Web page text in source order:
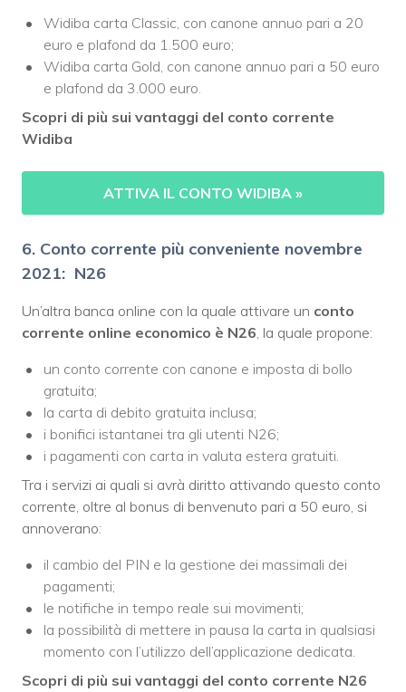
Widiba carta Classic, con canone annuo pari a 20
euro e plafond da 1.500 euro;
Widiba carta Gold, con canone annuo pari a 50 euro
e plafond da 3.000 euro.
Scopri di più sui vantaggi del conto corrente
Widiba
ATTIVA IL CONTO WIDIBA »
6. Conto corrente più conveniente novembre
2021: N26
Un’altra banca online con la quale attivare un conto
corrente online economico è N26 , la quale propone:
un conto corrente con canone e imposta di bollo
gratuita;
la carta di debito gratuita inclusa;
i bonifici istantanei tra gli utenti N26;
i pagamenti con carta in valuta estera gratuiti.
Tra i servizi ai quali si avrà diritto attivando questo conto
corrente, oltre al bonus di benvenuto pari a 50 euro, si
annoverano:
il cambio del PIN e la gestione dei massimali dei
pagamenti;
le notifiche in tempo reale sui movimenti;
la possibilità di mettere in pausa la carta in qualsiasi
momento con l’utilizzo dell’applicazione dedicata.
Scopri di più sui vantaggi del conto corrente N26